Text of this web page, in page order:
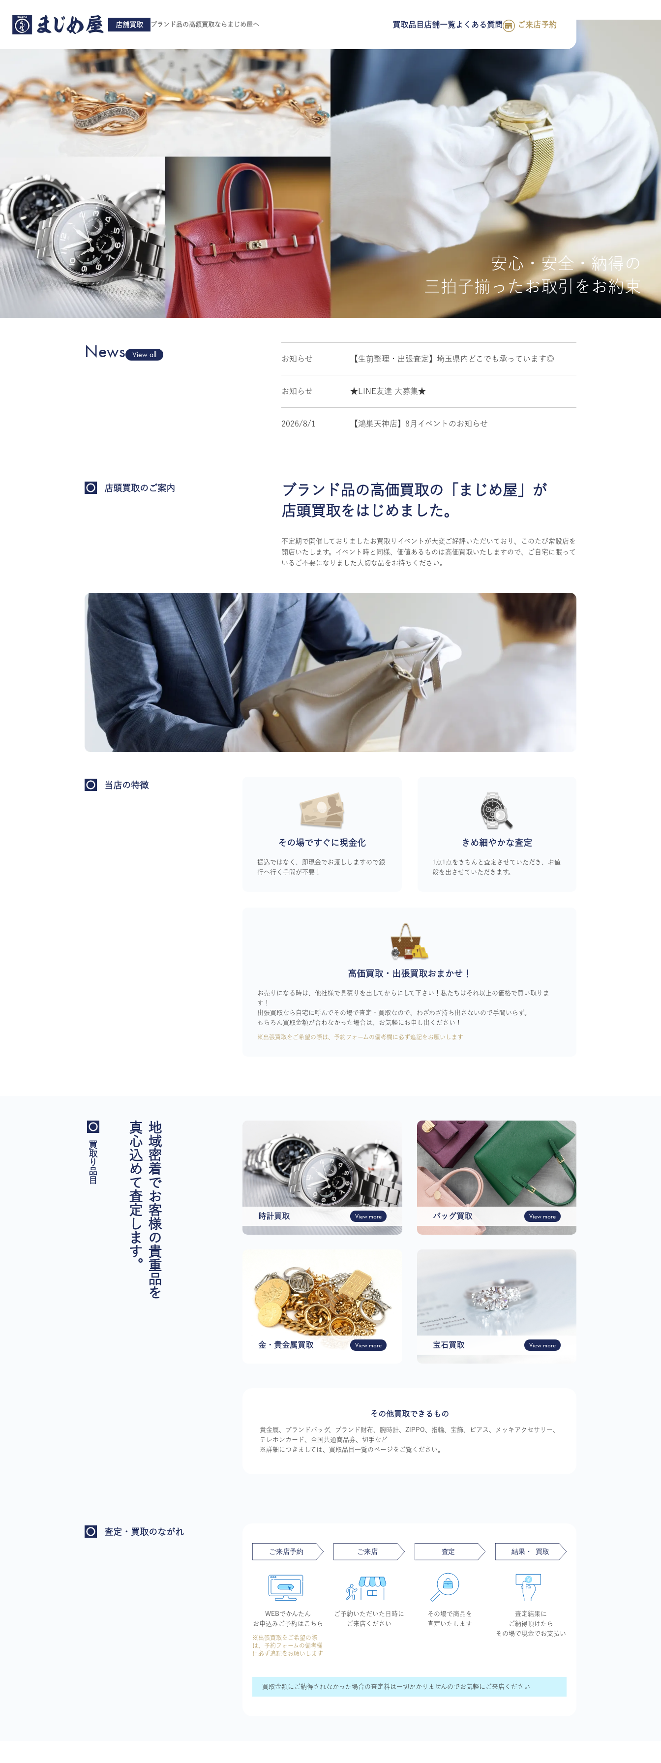
店舗買取 ブランド品の高額買取ならまじめ屋へ 買取品目 店舗一覧よくある質問 ご来店予約
買取品目
店舗一覧
安心・安全・納得の
三拍子揃ったお取引をお約束
News View all お知らせ 【生前整理・出張査定】埼玉県内どこでも承っています◎
お知らせ ★LINE友達 大募集★
2026/8/1 【鴻巣天神店】8月イベントのお知らせ
店頭買取のご案内 ブランド品の高価買取の 「まじめ屋」が
店頭買取をはじめました。
不定期で開催しておりましたお買取りイベントが大変ご好評いただいており、このたび常設店を
開店いたします。イベント時と同様、価値あるものは高価買取いたしますので、ご自宅に眠って
いるご不要になりました大切な品をお持ちください。
当店の特徴
その場ですぐに現金化
振込ではなく、即現金でお渡ししますので銀
行へ行く手間が不要！
きめ細やかな査定
1点1点をきちんと査定させていただき、お値
段を出させていただきます。
高価買取・出張買取おまかせ！
お売りになる時は、他社様で見積りを出してからにして下さい！私たちはそれ以上の価格で買い取りま
す！
出張買取なら自宅に呼んでその場で査定・買取なので、わざわざ持ち出さないので手間いらず。
もちろん買取金額が合わなかった場合は、お気軽にお申し出ください！
※出張買取をご希望の際は、予約フォームの備考欄に必ず追記をお願いします
買取り品目 地域密着でお客様の貴重品を
真心込めて査定します。 時計買取 View more バッグ買取 View more
金・貴金属買取 View more 宝石買取 View more
その他買取できるもの
貴金属、ブランドバッグ、ブランド財布、腕時計、ZIPPO、指輪、宝飾、ピアス、メッキアクセサリー、
テレホンカード、全国共通商品券、切手など
※詳細につきましては、買取品目一覧のページをご覧ください。
査定・買取のながれ
WEBでかんたん
お申込み ご予約はこちら
※出張買取をご希望の際
は、予約フォームの備考欄
に必ず追記をお願いします
ご予約いただいた 日時に
ご来店ください
その場で商品を
査定いたします
査定結果に
ご納得頂けたら
その場で現金でお支払い
買取金額にご納得されなかった場合の査定料は一切かかりませんのでお気軽にご来店ください